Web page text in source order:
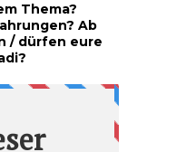
Thema?
Ab
/ dürfen eure